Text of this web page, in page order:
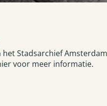
Stadsarchief
voor meer informatie.